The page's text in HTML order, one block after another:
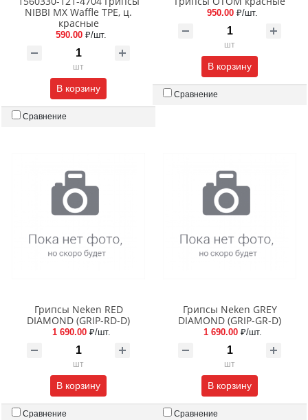
NIBBI MX Waffle TPE, ц.
красные
590.00 ₽/шт.
шт
В корзину
Сравнение
950.00 ₽/шт.
шт
В корзину
Сравнение
Грипсы Neken RED
DIAMOND (GRIP-RD-D)
1 690.00 ₽/шт.
шт
В корзину
Сравнение
Грипсы Neken GREY
DIAMOND (GRIP-GR-D)
1 690.00 ₽/шт.
шт
В корзину
Сравнение